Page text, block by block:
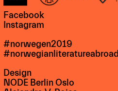
Facebook
Instagram
#norwegen2019
#norwegianliteratureabroad
Design
NODE Berlin Oslo